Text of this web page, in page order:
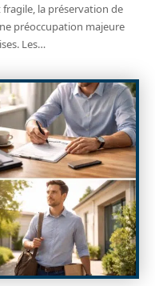
la préservation de
préoccupation majeure
Les…